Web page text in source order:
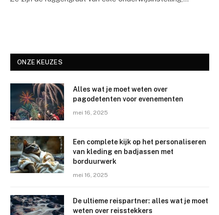
ONZE KEUZES
Alles wat je moet weten over
pagodetenten voor evenementen
mei 16, 2025
Een complete kijk op het personaliseren
van kleding en badjassen met
borduurwerk
mei 16, 2025
De ultieme reispartner: alles wat je moet
weten over reisstekkers